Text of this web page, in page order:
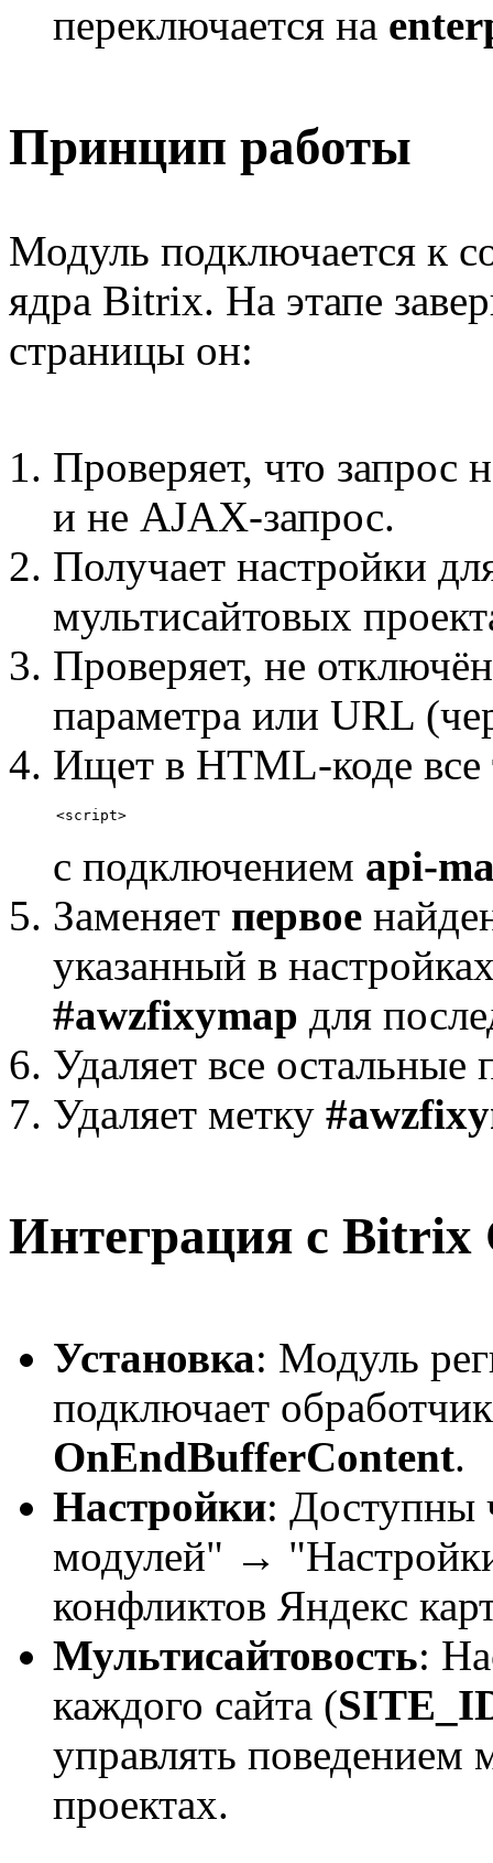
переключается на
Принцип работы
Модуль подключается к
ядра Bitrix. На этапе
страницы он:
Проверяет, что запрос
и не AJAX-запрос.
Получает настройки
мультисайтовых
Проверяет, не
параметра или URL
Ищет в HTML-коде все
<script>
с подключением api-
Заменяет первое
указанный в
#awzfixymap для
Удаляет все
Удаляет метку
Интеграция с Bitrix
Установка: Модуль
подключает
OnEndBufferContent.
Настройки: Доступны
модулей" →
конфликтов Яндекс
Мультисайтовость:
каждого сайта (
управлять поведением
проектах.